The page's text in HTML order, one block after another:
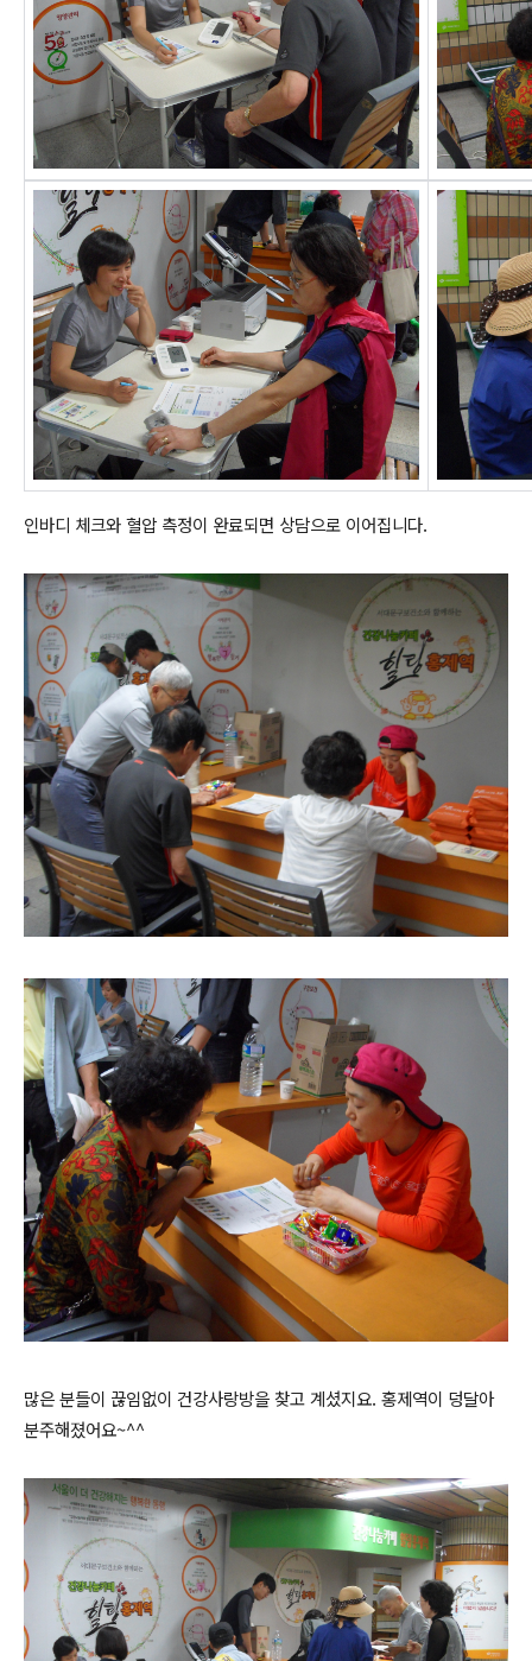
인바디 체크와 혈압 측정이 완료되면 상담으로 이어집니다.
많은 분들이 끊임없이 건강사랑방을 찾고 계셨지요. 홍제역이 덩달아
분주해졌어요~^^